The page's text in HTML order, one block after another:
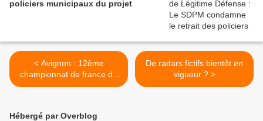
policiers municipaux du projet
< Avignon : 12ème
championnat de france de
Pétanque de la Police
De radars fictifs bientôt en
vigueur ? >
Hébergé par Overblog